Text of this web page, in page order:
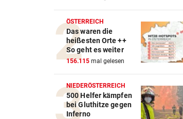
ÖSTERREICH
Das waren die
heißesten Orte ++
So geht es weiter
156.115 mal gelesen
NIEDERÖSTERREICH
500 Helfer kämpfen
bei Gluthitze gegen
Inferno